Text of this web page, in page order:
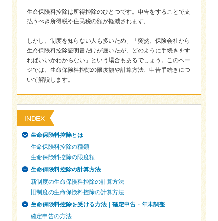
こども保険
5年ごと利差配当付こども保険
個人年金保険
個人年金保険
変額保険
マーケットリンク
結婚するとき
海外渡航するとき
確定申告・年末調整するとき
子どもが生まれるとき
転職・退職するとき
離婚するとき
介護が必要になったとき
ご病気・ご不幸があったとき
生命保険料控除は所得控除のひとつです。申告をすることで支
払うべき所得税や住民税の額が軽減されます。
しかし、制度を知らない人も多いため、「突然、保険会社から
生命保険料控除証明書だけが届いたが、どのように手続きをす
ればいいかわからない」という場合もあるでしょう。このペー
ジでは、生命保険料控除の限度額や計算方法、申告手続きにつ
いて解説します。
INDEX
生命保険料控除とは
生命保険料控除の種類
生命保険料控除の限度額
生命保険料控除の計算方法
新制度の生命保険料控除の計算方法
旧制度の生命保険料控除の計算方法
生命保険料控除を受ける方法｜確定申告・年末調整
確定申告の方法